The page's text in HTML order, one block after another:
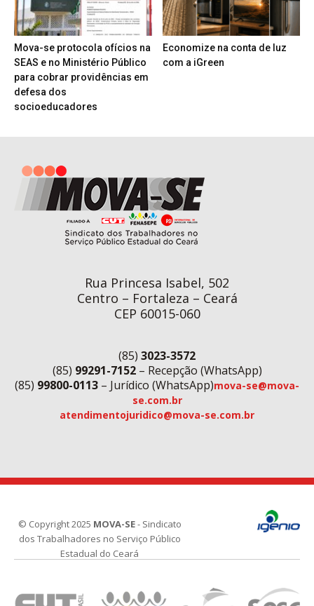
Mova-se protocola ofícios na
SEAS e no Ministério Público
para cobrar providências em
defesa dos
socioeducadores
Economize na conta de luz
com a iGreen
Rua Princesa Isabel, 502
Centro – Fortaleza – Ceará
CEP 60015-060
(85) 3023-3572
(85) 99291-7152– Recepção (WhatsApp)
(85) 99800-0113 – Jurídico (WhatsApp)mova-se@mova-
se.com.br
atendimentojuridico@mova-se.com.br
© Copyright 2025 MOVA-SE- Sindicato
dos Trabalhadores no Serviço Público
Estadual do Ceará